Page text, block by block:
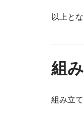
以上と
組
組み立